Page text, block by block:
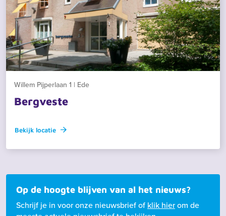
Willem Pijperlaan 1 | Ede
Bergveste
Bekijk locatie
Op de hoogte blijven van al het nieuws?
Schrijf je in voor onze nieuwsbrief of klik hierom de